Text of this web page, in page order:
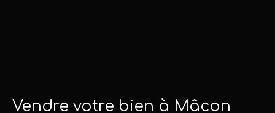
Vendre votre bien à Mâcon